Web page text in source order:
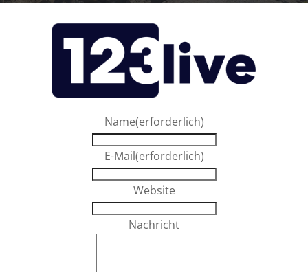
Name(erforderlich)
E-Mail(erforderlich)
Website
Nachricht